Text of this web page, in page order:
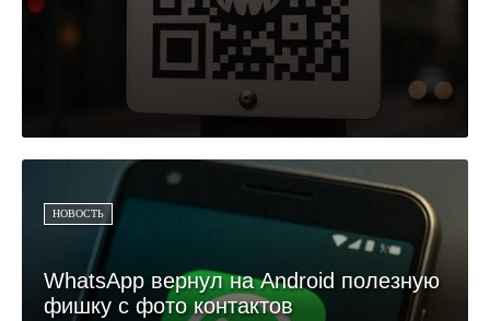
НОВОСТЬ
WhatsApp вернул на Android полезную
фишку с фото контактов